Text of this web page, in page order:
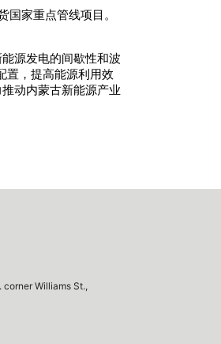
家重点管线项目。
源发电的间歇性和波
置，提高能源利用效
动内蒙古新能源产业
Williams St.,